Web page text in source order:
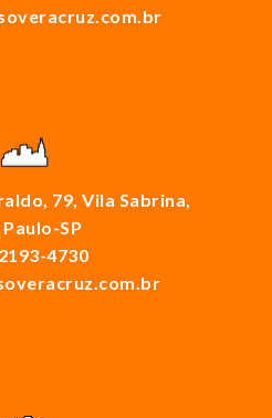
79, Vila Sabrina,
Paulo-SP
4730